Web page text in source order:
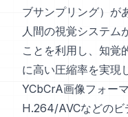
ブサンプリング）が
人間の視覚システム
ことを利用し、知覚
に高い圧縮率を実現
YCbCrA画像フォー
H.264/AVCなどのビ